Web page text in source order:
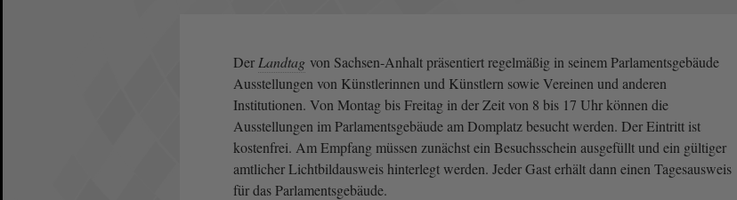
Der Landtag von Sachsen-Anhalt präsentiert regelmäßig in seinem Parlamentsgebäude
Ausstellungen von Künstlerinnen und Künstlern sowie Vereinen und anderen
Institutionen. Von Montag bis Freitag in der Zeit von 8 bis 17 Uhr können die
Ausstellungen im Parlamentsgebäude am Domplatz besucht werden. Der Eintritt ist
kostenfrei. Am Empfang müssen zunächst ein Besuchsschein ausgefüllt und ein gültiger
amtlicher Lichtbildausweis hinterlegt werden. Jeder Gast erhält dann einen Tagesausweis
für das Parlamentsgebäude.